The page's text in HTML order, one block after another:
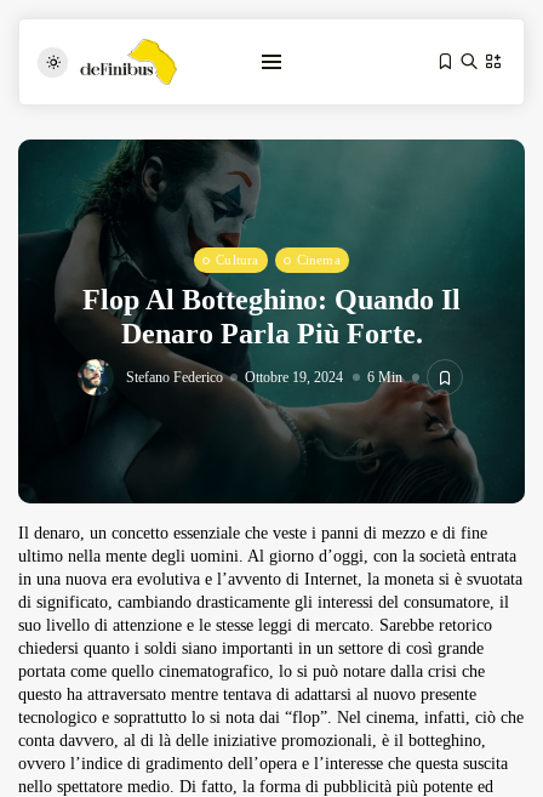
Iosonouncane A Lecce: Concerto Acustico...
Luglio 17, 2026 13 Min
Tarantarte Al Festival De Fès...
Overdrive Fest A Matino: Il...
Maggio 29, 2026
Cultura Cinema
Flop Al Botteghino: Quando Il
Denaro Parla Più Forte.
Stefano Federico Ottobre 19, 2024 6 Min
Il denaro, un concetto essenziale che veste i panni di mezzo e di fine
ultimo nella mente degli uomini. Al giorno d’oggi, con la società entrata
in una nuova era evolutiva e l’avvento di Internet, la moneta si è svuotata
di significato, cambiando drasticamente gli interessi del consumatore, il
suo livello di attenzione e le stesse leggi di mercato. Sarebbe retorico
chiedersi quanto i soldi siano importanti in un settore di così grande
portata come quello cinematografico, lo si può notare dalla crisi che
questo ha attraversato mentre tentava di adattarsi al nuovo presente
tecnologico e soprattutto lo si nota dai “flop”. Nel cinema, infatti, ciò che
conta davvero, al di là delle iniziative promozionali, è il botteghino,
ovvero l’indice di gradimento dell’opera e l’interesse che questa suscita
nello spettatore medio. Di fatto, la forma di pubblicità più potente ed